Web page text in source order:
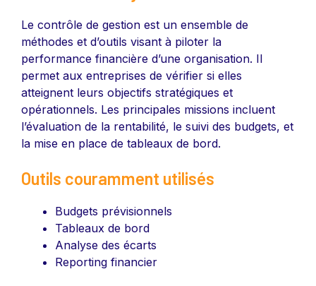
Le contrôle de gestion est un ensemble de
méthodes et d’outils visant à piloter la
performance financière d’une organisation. Il
permet aux entreprises de vérifier si elles
atteignent leurs objectifs stratégiques et
opérationnels. Les principales missions incluent
l’évaluation de la rentabilité, le suivi des budgets, et
la mise en place de tableaux de bord.
Outils couramment utilisés
Budgets prévisionnels
Tableaux de bord
Analyse des écarts
Reporting financier